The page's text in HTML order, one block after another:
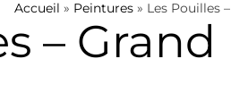
Accueil » Peintures » Les Pouilles
– Grand